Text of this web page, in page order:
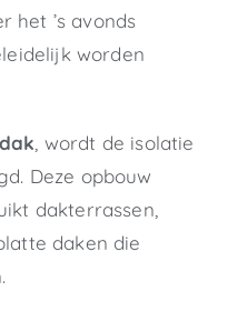
het ’s avonds
worden
, wordt de isolatie
Deze opbouw
dakterrassen,
daken die